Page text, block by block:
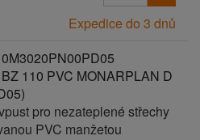
Expedice do 3 dnů
110 PVC MONARPLAN D
pro nezateplené střechy
PVC manžetou